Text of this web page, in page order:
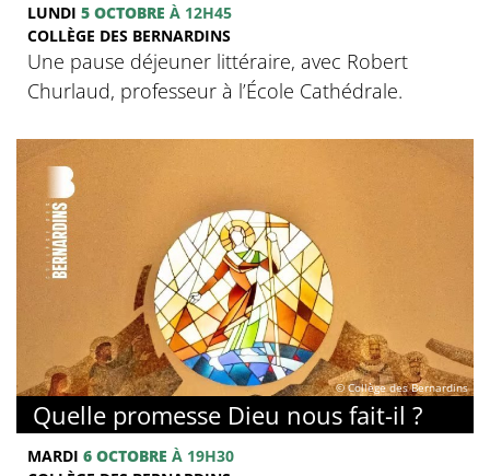
LUNDI 5 OCTOBRE À 12H45
COLLÈGE DES BERNARDINS
Une pause déjeuner littéraire, avec Robert
Churlaud, professeur à l’École Cathédrale.
© Collège des Bernardins
Quelle promesse Dieu nous fait-il ?
MARDI 6 OCTOBRE À 19H30